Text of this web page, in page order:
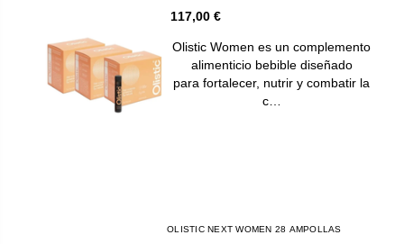
117,00 €
Olistic Women es un complemento
alimenticio bebible diseñado
para fortalecer, nutrir y combatir la
c…
OLISTIC NEXT WOMEN 28 AMPOLLAS